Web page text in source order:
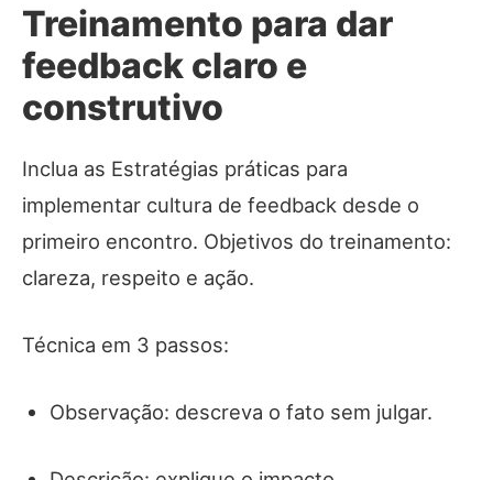
Treinamento para dar
feedback claro e
construtivo
Inclua as Estratégias práticas para
implementar cultura de feedback desde o
primeiro encontro. Objetivos do treinamento:
clareza, respeito e ação.
Técnica em 3 passos:
Observação: descreva o fato sem julgar.